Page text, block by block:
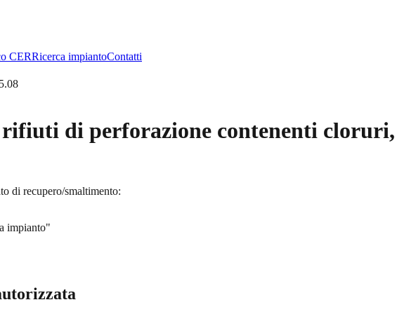
CERRicerca impiantoContatti
di perforazione contenenti cloruri,
di recupero/smaltimento:
impianto"